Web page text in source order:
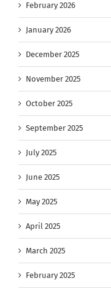
February 2026
January 2026
December 2025
November 2025
October 2025
September 2025
July 2025
June 2025
May 2025
April 2025
March 2025
February 2025